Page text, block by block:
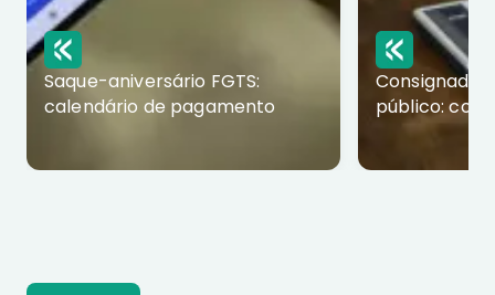
Saque-aniversário FGTS:
calendário de pagamento
Consignado
público: